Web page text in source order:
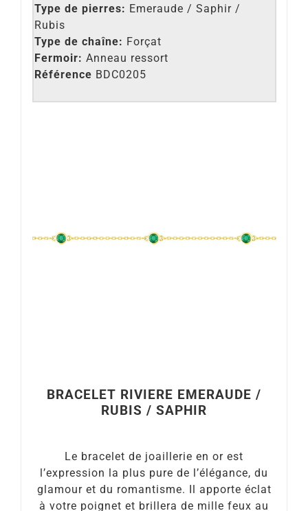
Type de pierres: Emeraude / Saphir /
Rubis
Type de chaîne: Forçat
Fermoir: Anneau ressort
Référence BDC0205
BRACELET RIVIERE EMERAUDE /
RUBIS / SAPHIR
Le bracelet de joaillerie en or est
l’expression la plus pure de l’élégance, du
glamour et du romantisme. Il apporte éclat
à votre poignet et brillera de mille feux au